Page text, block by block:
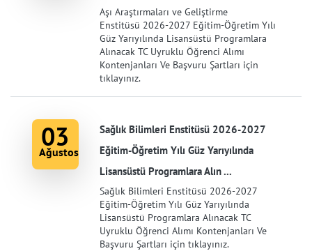
Aşı Araştırmaları ve Geliştirme
Enstitüsü 2026-2027 Eğitim-Öğretim Yılı
Güz Yarıyılında Lisansüstü Programlara
Alınacak TC Uyruklu Öğrenci Alımı
Kontenjanları Ve Başvuru Şartları için
tıklayınız.
03
Ağustos
Sağlık Bilimleri Enstitüsü 2026-2027
Eğitim-Öğretim Yılı Güz Yarıyılında
Lisansüstü Programlara Alın ...
Sağlık Bilimleri Enstitüsü 2026-2027
Eğitim-Öğretim Yılı Güz Yarıyılında
Lisansüstü Programlara Alınacak TC
Uyruklu Öğrenci Alımı Kontenjanları Ve
Başvuru Şartları için tıklayınız.